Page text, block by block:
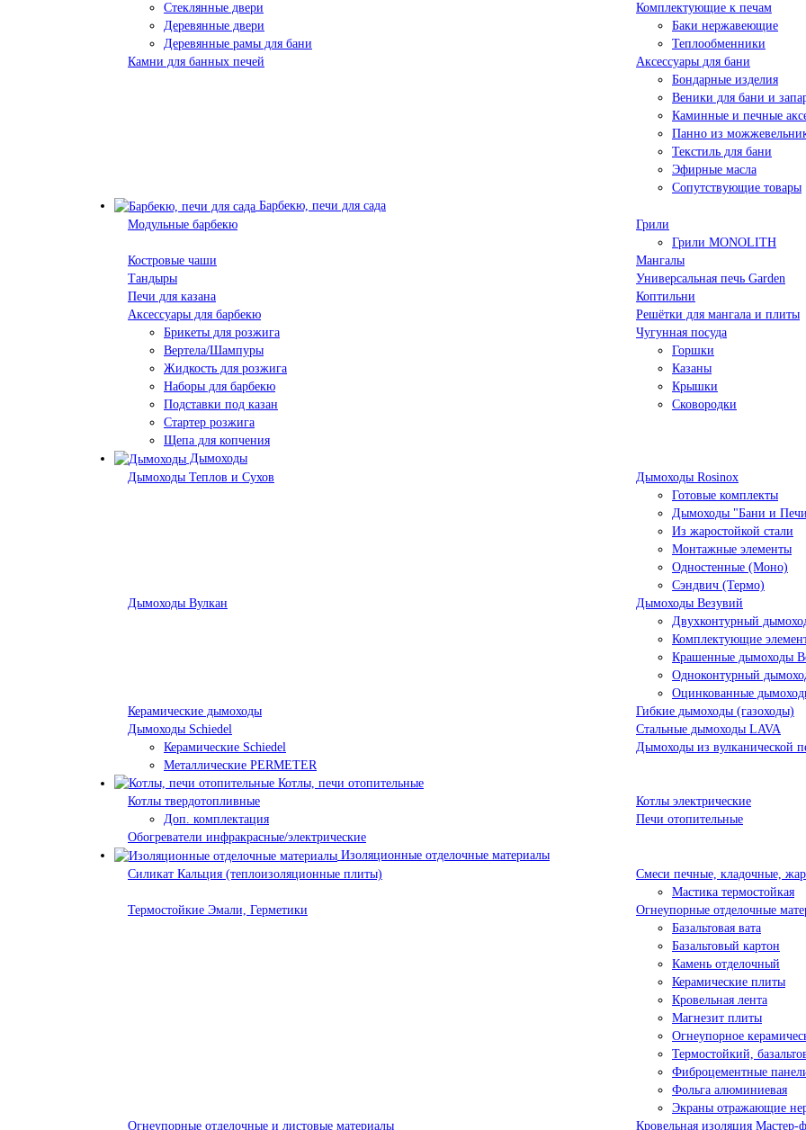
Стеклянные двери
Деревянные двери
Деревянные рамы для бани
Комплектующие к печам
Баки нержавеющие
Теплообменники
Камни для банных печей
Аксессуары для бани
Бондарные изделия
Веники для бани и
Каминные и печные
Панно из
Текстиль для бани
Эфирные масла
Сопутствующие товары
Барбекю, печи для сада
Модульные барбекю
Грили
Грили MONOLITH
Костровые чаши
Мангалы
Тандыры
Универсальная печь Garden
Печи для казана
Коптильни
Аксессуары для барбекю
Брикеты для розжига
Вертела/Шампуры
Жидкость для розжига
Наборы для барбекю
Подставки под казан
Стартер розжига
Щепа для копчения
Решётки для мангала и плиты
Чугунная посуда
Горшки
Казаны
Крышки
Сковородки
Дымоходы
Дымоходы Теплов и Сухов
Дымоходы Rosinox
Готовые комплекты
Дымоходы "Бани и
Из жаростойкой стали
Монтажные элементы
Одностенные (Моно)
Сэндвич (Термо)
Дымоходы Вулкан
Дымоходы Везувий
Двухконтурный
Комплектующие
Крашенные дымоходы
Одноконтурный
Оцинкованные
Керамические дымоходы
Гибкие дымоходы (газоходы)
Дымоходы Schiedel
Керамические Schiedel
Металлические PERMETER
Стальные дымоходы LAVA
Дымоходы из вулканической
Котлы, печи отопительные
Котлы твердотопливные
Доп. комплектация
Котлы электрические
Печи отопительные
Обогреватели инфракрасные/электрические
Изоляционные отделочные материалы
Силикат Кальция (теплоизоляционные плиты)
Смеси печные, кладочные,
Мастика термостойкая
Термостойкие Эмали, Герметики
Огнеупорные отделочные
Базальтовая вата
Базальтовый картон
Камень отделочный
Керамические плиты
Кровельная лента
Магнезит плиты
Огнеупорное
Термостойкий,
Фиброцементные
Фольга алюминиевая
Экраны отражающие
Огнеупорные отделочные и листовые материалы
Кровельная изоляция Мастер-